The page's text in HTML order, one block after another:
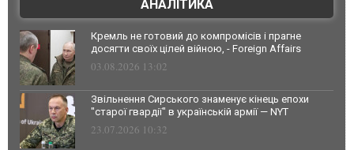
АНАЛІТИКА
Кремль не готовий до компромісів і прагне
досягти своїх цілей війною, - Foreign Affairs
03.08.2026 13:02
Звільнення Сирського знаменує кінець епохи
"старої гвардії" в українській армії — NYT
23.07.2026 10:32